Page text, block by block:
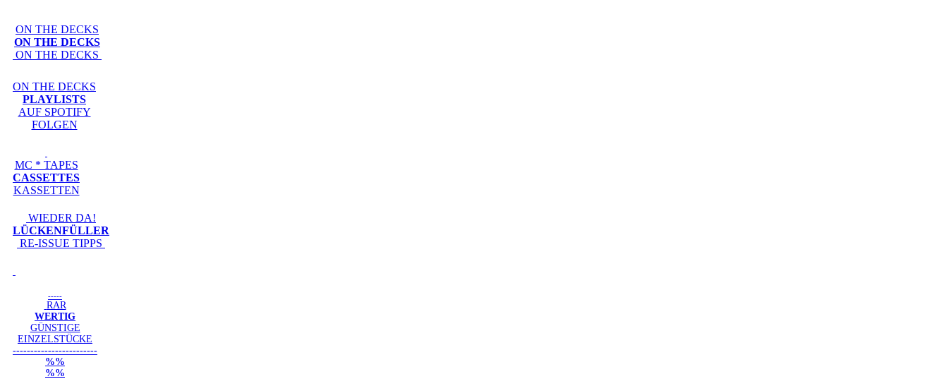
ON THE DECKS
ON THE DECKS
ON THE DECKS
ON THE DECKS
PLAYLISTS
AUF SPOTIFY
FOLGEN
MC * TAPES
CASSETTES
KASSETTEN
WIEDER DA!
LÜCKENFÜLLER
RE-ISSUE TIPPS
-----
RAR
WERTIG
GÜNSTIGE
EINZELSTÜCKE
------------------------
%%
%%